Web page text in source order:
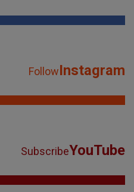
FollowInstagram
SubscribeYouTube